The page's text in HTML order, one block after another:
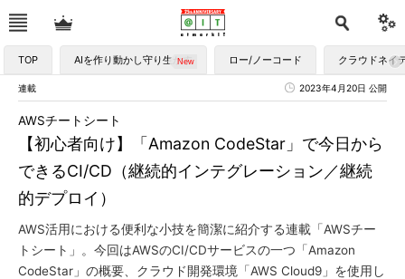
TOP AIを作り動かし守り生かす ロー/ノーコード クラウドネイ
連載 2023年4月20日 公開
【初心者向け】「Amazon CodeStar」で今日から
できるCI/CD（継続的インテグレーション／継続
的デプロイ）
AWSチートシート
AWS活用における便利な小技を簡潔に紹介する連載「AWSチー
トシート」。今回はAWSのCI/CDサービスの一つ「Amazon
CodeStar」の概要、クラウド開発環境「AWS Cloud9」を使用し